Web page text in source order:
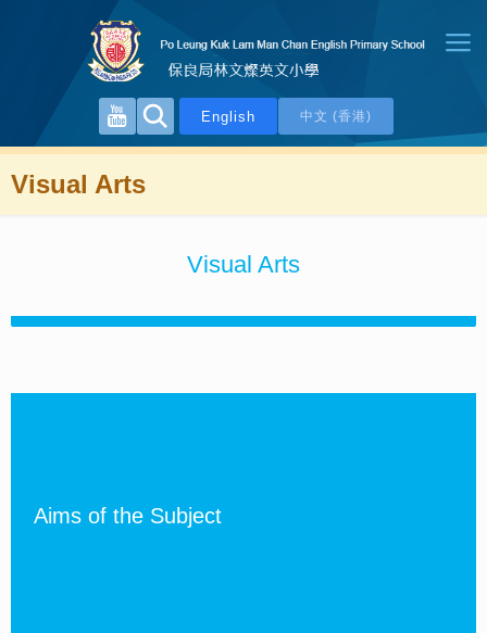
English 中文 (香港)
Visual Arts
Visual Arts
Aims of the Subject